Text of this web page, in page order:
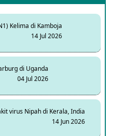
Kelima di Kamboja
14 Jul 2026
di Uganda
04 Jul 2026
virus Nipah di Kerala, India
14 Jun 2026